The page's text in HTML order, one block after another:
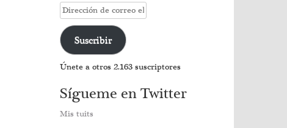
Dirección
de
correo
electrónico
Suscribir
Únete a otros 2.163 suscriptores
Sígueme en Twitter
Mis tuits